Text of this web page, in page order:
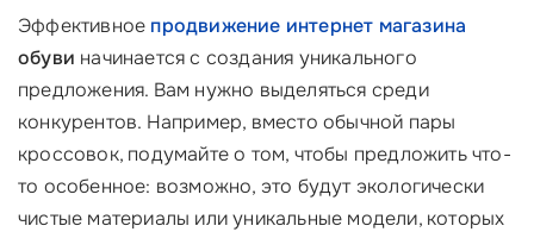
Эффективное продвижение интернет магазина
обуви начинается с создания уникального
предложения. Вам нужно выделяться среди
конкурентов. Например, вместо обычной пары
кроссовок, подумайте о том, чтобы предложить что-
то особенное: возможно, это будут экологически
чистые материалы или уникальные модели, которых